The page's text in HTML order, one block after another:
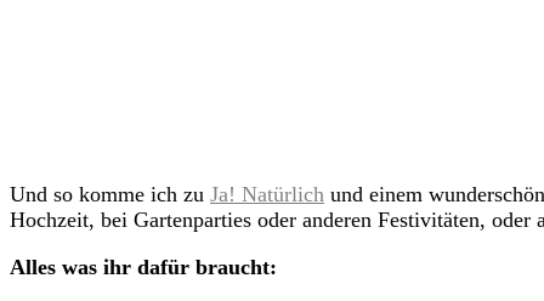
Und so komme ich zu Ja! Natürlich und einem
Hochzeit, bei Gartenparties oder anderen Festivitäten,
Alles was ihr dafür braucht: